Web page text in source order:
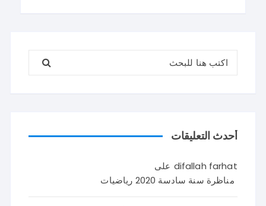
البحث عن:
أحدث التعليقات
difallah farhat على
مناظرة سنة سادسة 2020 رياضيات